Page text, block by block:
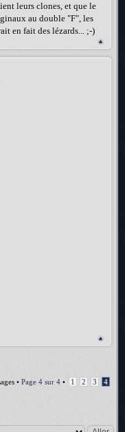
leurs clones, et que le
au double "F", les
en fait des lézards... ;-)
• Page 4 sur 4 • 1 2 3 4